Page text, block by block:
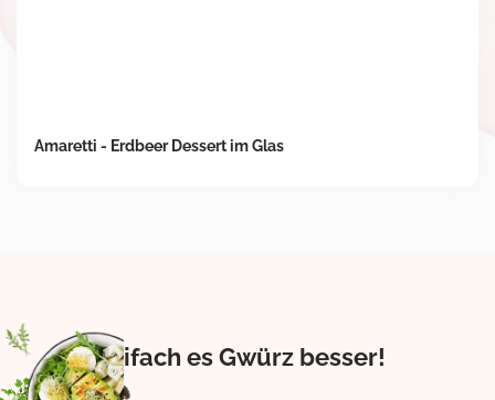
Amaretti - Erdbeer Dessert im Glas
Eifach es Gwürz besser!